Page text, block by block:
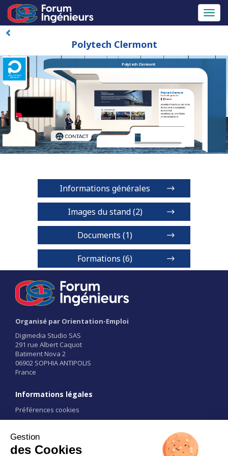
Polytech Clermont
Polytech Clermont
Polytech Clermont
Ecole d'Ingénieurs
France
ADMINISTRATION, GESTION,
RESSOURCES HUMAINES
INDUSTRIE
NUMÉRIQUE, SYSTÈMES
D'INFORMATION
Informations générales
Images du stand (2)
Documents (1)
Au pays de Blaise Pascal, s’épanouissent près de
50 000 étudiants dont 5 000 internationaux.
Formations (6)
BUT - Informatique Parcours : Intégration
d'applications et management du système
d’information
Niveaux de diplôme
BUT
Organisé par Orientation-Emploi
Digimedia Studio SAS
291 rue Albert Caquot
Batiment Nova 2
06902 SOPHIA ANTIPOLIS
France
Informations légales
Préférences cookies
CGU